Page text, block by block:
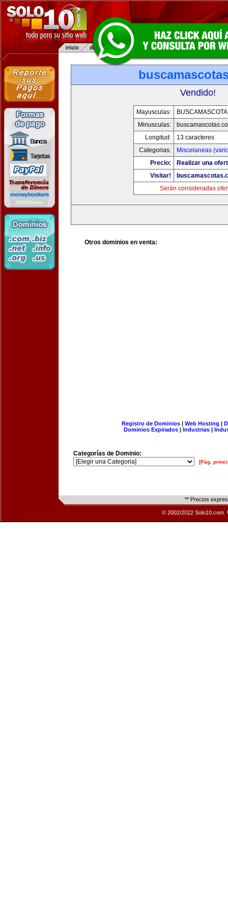
Vendido!
Mayusculas:
Minusculas:
Longitud:
13 caracteres
Categorias:
Miscelaneas
Precio:
Realizar una
Visitar!
Serán consideradas
Otros dominios en venta:
Registro de Dominios| Web Hosting |
Dominios Expirados | Industrias |
Categorías de Dominio:
[Pág.
** Precios
© 2002/2022 Solo10.com